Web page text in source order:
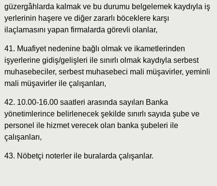
güzergâhlarda kalmak ve bu durumu belgelemek kaydıyla iş
yerlerinin haşere ve diğer zararlı böceklere karşı
ilaçlamasını yapan firmalarda görevli olanlar,
41. Muafiyet nedenine bağlı olmak ve ikametlerinden
işyerlerine gidiş/gelişleri ile sınırlı olmak kaydıyla serbest
muhasebeciler, serbest muhasebeci mali müşavirler, yeminli
mali müşavirler ile çalışanları,
42. 10.00-16.00 saatleri arasında sayıları Banka
yönetimlerince belirlenecek şekilde sınırlı sayıda şube ve
personel ile hizmet verecek olan banka şubeleri ile
çalışanları,
43. Nöbetçi noterler ile buralarda çalışanlar.